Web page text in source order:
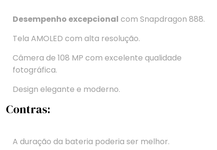
Desempenho excepcional com Snapdragon 888.
Tela AMOLED com alta resolução.
Câmera de 108 MP com excelente qualidade
fotográfica.
Design elegante e moderno.
Contras:
A duração da bateria poderia ser melhor.